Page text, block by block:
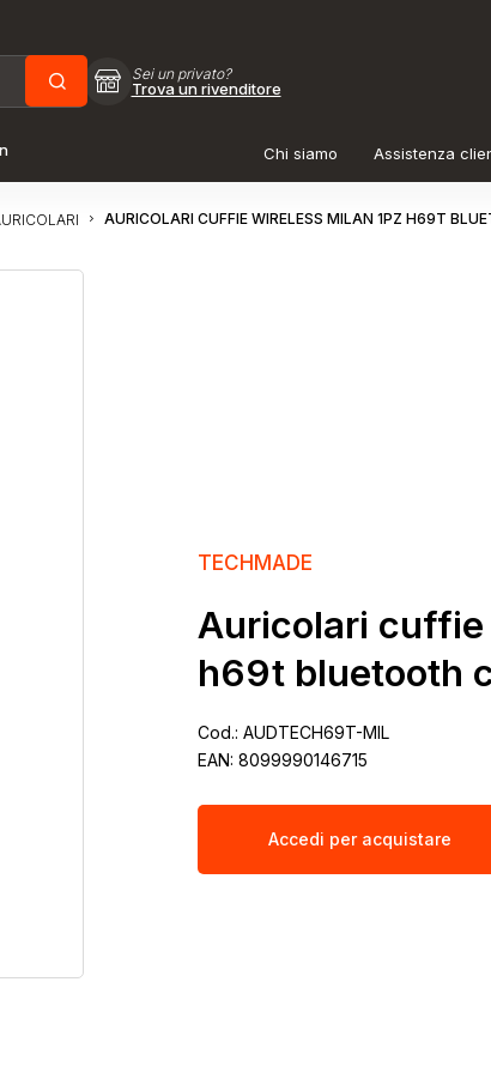
Sei un privato?
Trova un rivenditore
Chi siamo Assistenza
AURICOLARI CUFFIE WIRELESS MILAN 1PZ H69T
TECHMADE
Auricolari cuffie
h69t bluetooth
Cod.: AUDTECH69T-MIL
EAN: 8099990146715
Accedi per acquistare